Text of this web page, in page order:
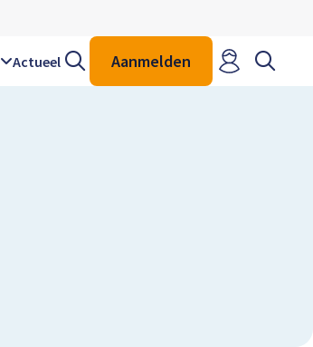
Actueel
Zoeken
Aanmelden
Zoeken